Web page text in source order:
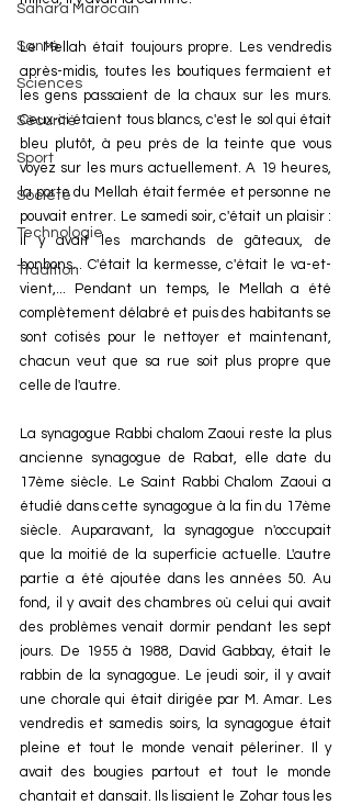
Sahara Marocain
Santé
Sciences
Sécurité
Sport
Société
Technologie
Tradition
Le Mellah était toujours propre. Les vendredis
après-midis, toutes les boutiques fermaient et
les gens passaient de la chaux sur les murs.
Ceux-ci étaient tous blancs, c'est le sol qui était
bleu plutôt, à peu près de la teinte que vous
voyez sur les murs actuellement. A 19 heures,
la porte du Mellah était fermée et personne ne
pouvait entrer. Le samedi soir, c'était un plaisir :
il y avait les marchands de gâteaux, de
bonbons... C'était la kermesse, c'était le va-et-
vient,... Pendant un temps, le Mellah a été
complètement délabré et puis des habitants se
sont cotisés pour le nettoyer et maintenant,
chacun veut que sa rue soit plus propre que
celle de l'autre.
La synagogue Rabbi chalom Zaoui reste la plus
ancienne synagogue de Rabat, elle date du
17ème siècle. Le Saint Rabbi Chalom Zaoui a
étudié dans cette synagogue à la fin du 17ème
siècle. Auparavant, la synagogue n'occupait
que la moitié de la superficie actuelle. L'autre
partie a été ajoutée dans les années 50. Au
fond, il y avait des chambres où celui qui avait
des problèmes venait dormir pendant les sept
jours. De 1955 à 1988, David Gabbay, était le
rabbin de la synagogue. Le jeudi soir, il y avait
une chorale qui était dirigée par M. Amar. Les
vendredis et samedis soirs, la synagogue était
pleine et tout le monde venait péleriner. Il y
avait des bougies partout et tout le monde
chantait et dansait. Ils lisaient le Zohar tous les